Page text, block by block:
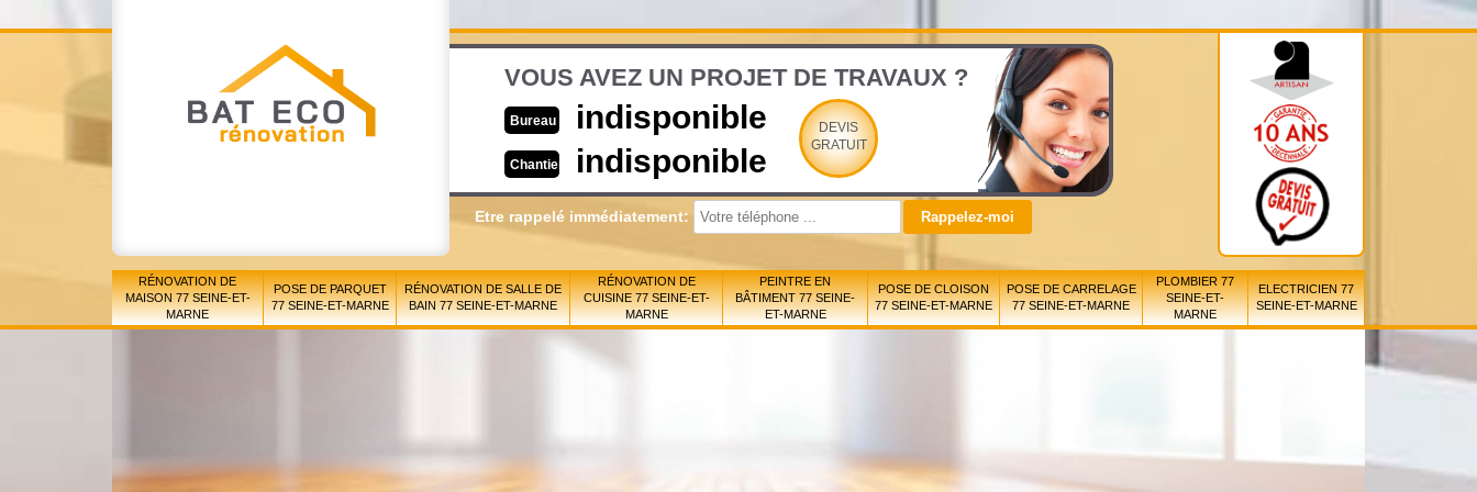
VOUS AVEZ UN PROJET DE TRAVAUX ?
Bureau indisponible
Chantier indisponible
DEVIS
GRATUIT
Etre rappelé immédiatement:
RÉNOVATION DE
MAISON 77 SEINE-ET-
MARNE
POSE DE PARQUET
77 SEINE-ET-MARNE
RÉNOVATION DE SALLE DE
BAIN 77 SEINE-ET-MARNE
RÉNOVATION DE
CUISINE 77 SEINE-ET-
MARNE
PEINTRE EN
BÂTIMENT 77 SEINE-
ET-MARNE
POSE DE CLOISON
77 SEINE-ET-MARNE
POSE DE CARRELAGE
77 SEINE-ET-MARNE
PLOMBIER 77
SEINE-ET-
MARNE
ELECTRICIEN 77
SEINE-ET-MARNE